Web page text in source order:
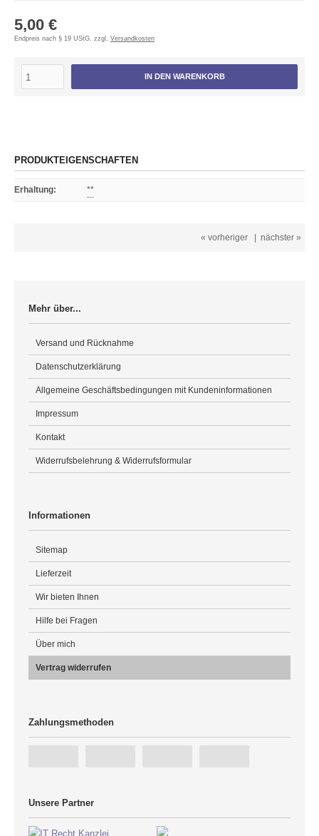
5,00 €
Endpreis nach § 19 UStG. zzgl. Versandkosten
IN DEN WARENKORB
PRODUKTEIGENSCHAFTEN
Erhaltung: **
« vorheriger nächster »
Mehr über...
Versand und Rücknahme
Datenschutzerklärung
Allgemeine Geschäftsbedingungen mit Kundeninformationen
Impressum
Kontakt
Widerrufsbelehrung & Widerrufsformular
Informationen
Sitemap
Lieferzeit
Wir bieten Ihnen
Hilfe bei Fragen
Über mich
Vertrag widerrufen
Zahlungsmethoden
Unsere Partner